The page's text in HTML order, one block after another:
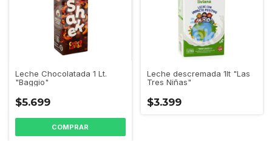
Leche Chocolatada 1 Lt.
"Baggio"
$5.699
Leche descremada 1lt "Las
Tres Niñas"
$3.399